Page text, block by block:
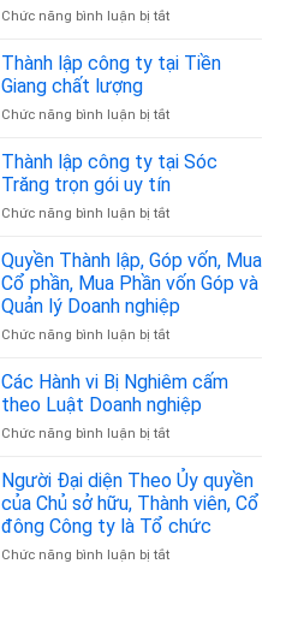
Đất
Hôn
Đình
Đồng
Hành
Cậy
Bình
từ
A
Z
Chức năng bình luận bị tắtở
Thuê
Địa
Đăng
Kinh
Doanh
Tân
từ
350.000đ/tháng
Thành lập công ty tại Tiền
Giang chất lượng
Chức năng bình luận bị tắtở
lập
công
ty
tại
Giang
chất
Thành lập công ty tại Sóc
Trăng trọn gói uy tín
Chức năng bình luận bị tắtở
lập
công
ty
tại
Sóc
trọn
gói
uy
tín
Quyền Thành lập, Góp vốn, Mua
Cổ phần, Mua Phần vốn Góp và
Quản lý Doanh nghiệp
Chức năng bình luận bị tắtở
Thành
lập,
Góp
vốn,
Cổ
phần,
Mua
Phần
vốn
Các Hành vi Bị Nghiêm cấm
theo Luật Doanh nghiệp
Chức năng bình luận bị tắtở
Hành
Bị
Nghiêm
cấm
Người Đại diện Theo Ủy quyền
của Chủ sở hữu, Thành viên, Cổ
đông Công ty là Tổ chức
Chức năng bình luận bị tắtở